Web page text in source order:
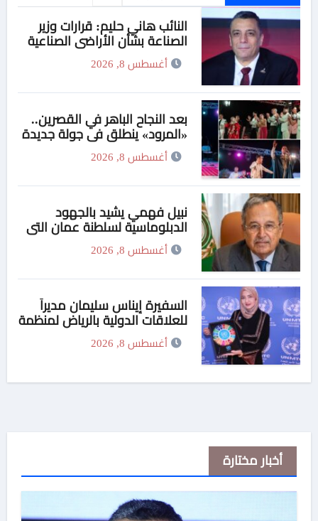
النائب هاني حليم: قرارات وزير
الصناعة بشأن الأراضي الصناعية
والمنظومة الرقمية تمثل
انطلاقة جديدة لجذب
أغسطس 8, 2026
بعد النجاح الباهر في القصرين..
«المرود» ينطلق في جولة جديدة
أغسطس
أغسطس 8, 2026
نبيل فهمي يشيد بالجهود
الدبلوماسية لسلطنة عمان التي
تساعد على فتح مضيق هُرمز
أغسطس 8, 2026
السفيرة إيناس سليمان مديراً
للعلاقات الدولية بالرياض لمنظمة
الذهبية
أغسطس 8, 2026
أخبار مختارة